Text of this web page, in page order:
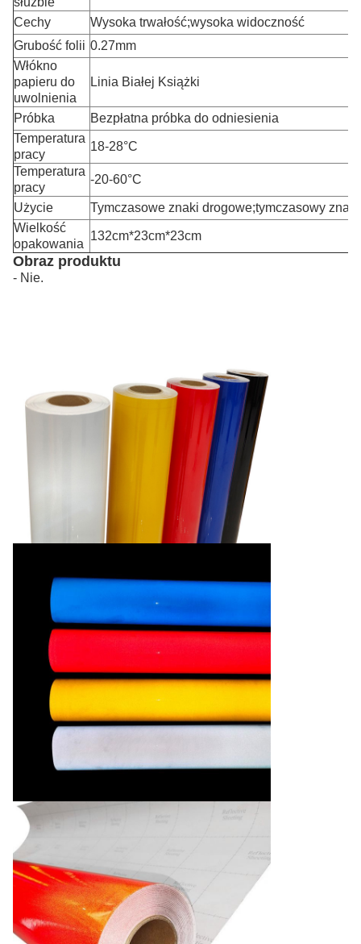
Cechy
Wysoka trwałość;wysoka widoczność
Grubość folii 0.27mm
Włókno
papieru do
uwolnienia
Linia Białej Książki
Próbka
Bezpłatna próbka do odniesienia
Temperatura
pracy
18-28°C
Temperatura
pracy
-20-60°C
Użycie
Tymczasowe znaki drogowe;tymczasowy znak
Wielkość
opakowania
132cm*23cm*23cm
Obraz produktu
- Nie.